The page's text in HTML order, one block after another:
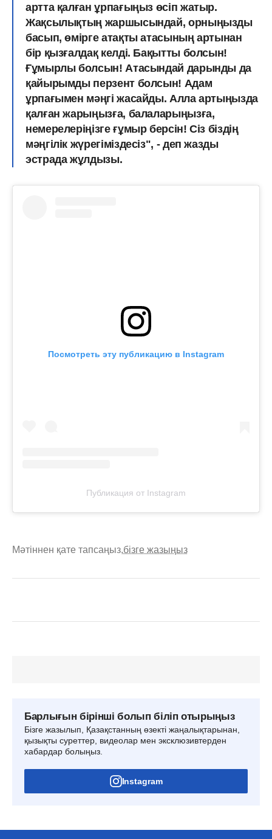
артта қалған ұрпағыңыз өсіп жатыр.
Жақсылықтың жаршысындай, орныңызды
басып, өмірге атақты атасының артынан
бір қызғалдақ келді. Бақытты болсын!
Ғұмырлы болсын! Атасындай дарынды да
қайырымды перзент болсын! Адам
ұрпағымен мәңгі жасайды. Алла артыңызда
қалған жарыңызға, балаларыңызға,
немерелеріңізге ғұмыр берсін! Сіз біздің
мәңгілік жүрегіміздесіз", - деп жазды
эстрада жұлдызы.
Посмотреть эту публикацию в Instagram
Публикация от Instagram
Мәтіннен қате тапсаңыз,бізге жазыңыз
Барлығын бірінші болып біліп отырыңыз
Бізге жазылып, Қазақстанның өзекті жаңалықтарынан,
қызықты суреттер, видеолар мен эксклюзивтерден
хабардар болыңыз.
Instagram